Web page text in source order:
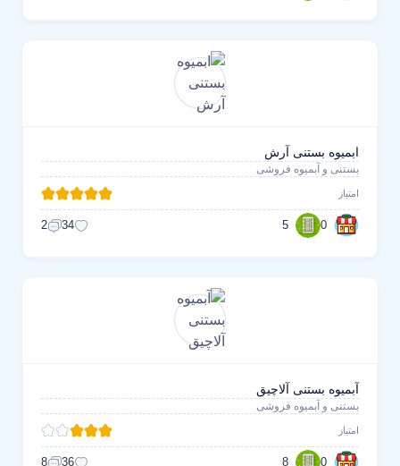
ابمیوه بستنی آرش
بستنی و آبمیوه فروشی
امتیاز
0
5
34
2
آبمیوه بستنی آلاچیق
بستنی و آبمیوه فروشی
امتیاز
0
8
36
8